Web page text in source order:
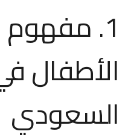
1.
الأطفال
السعودي